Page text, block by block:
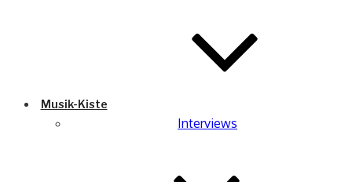
Musik-Kiste
Interviews